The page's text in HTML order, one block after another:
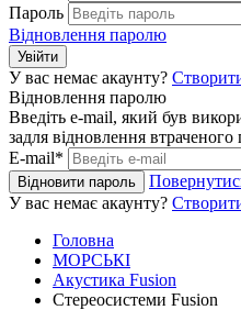
Пароль
Відновлення паролю
Увійти
У вас немає акаунту?
Відновлення паролю
Введіть e-mail, який був
задля відновлення
E-mail*
Відновити пароль
У вас немає акаунту?
Головна
МОРСЬКІ
Акустика Fusion
Стереосистеми Fusion